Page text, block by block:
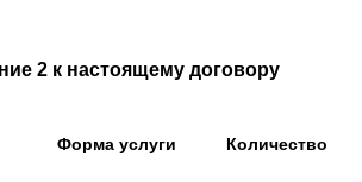
2 к настоящему договору
Форма услуги Количество